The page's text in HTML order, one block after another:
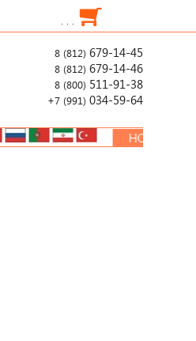
. . .
8 (812) 679-14-45
8 (812) 679-14-46
8 (800) 511-91-38
+7 (991) 034-59-64
НОВАЯ